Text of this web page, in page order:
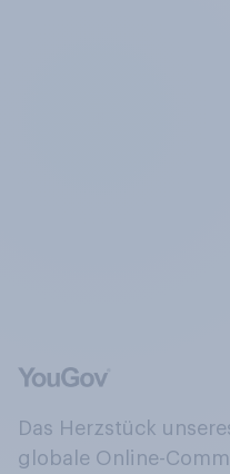
Das Herzstück
globale Online-